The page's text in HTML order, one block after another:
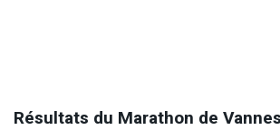
Résultats du Marathon de